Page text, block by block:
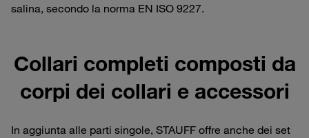
salina, secondo la norma EN ISO 9227.
Collari completi composti da
corpi dei collari e accessori
In aggiunta alle parti singole, STAUFF offre anche dei set